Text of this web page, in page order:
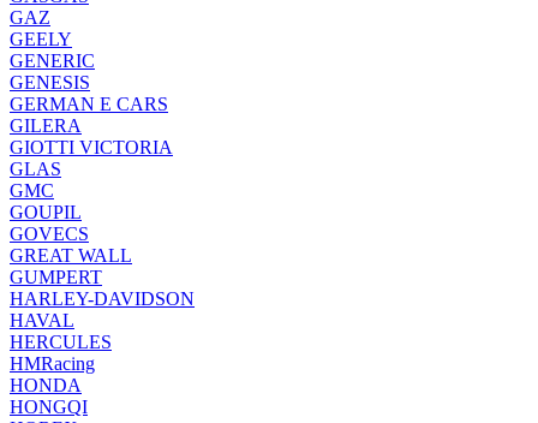
GAZ
GEELY
GENERIC
GENESIS
GERMAN E CARS
GILERA
GIOTTI VICTORIA
GLAS
GMC
GOUPIL
GOVECS
GREAT WALL
GUMPERT
HARLEY-DAVIDSON
HAVAL
HERCULES
HMRacing
HONDA
HONGQI